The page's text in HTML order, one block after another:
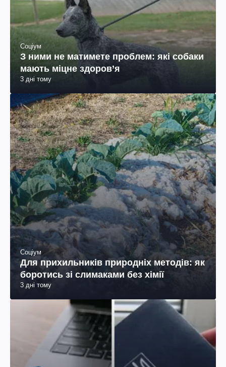
Соціум
З ними не матимете проблем: які собаки
мають міцне здоров’я
3 дні тому
Соціум
Для прихильників природніх методів: як
боротись зі слимаками без хімії
3 дні тому